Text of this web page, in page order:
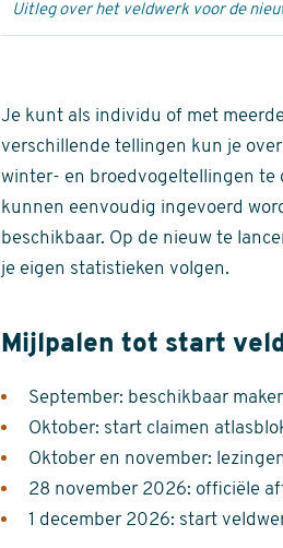
Uitleg over het veldwerk voor de
Je kunt als individu of met
verschillende tellingen kun je
winter- en broedvogeltellingen te
kunnen eenvoudig ingevoerd
beschikbaar. Op de nieuw te
je eigen statistieken volgen.
Mijlpalen tot start
September: beschikbaar
Oktober: start claimen
Oktober en november:
28 november 2026: officiële
1 december 2026: start